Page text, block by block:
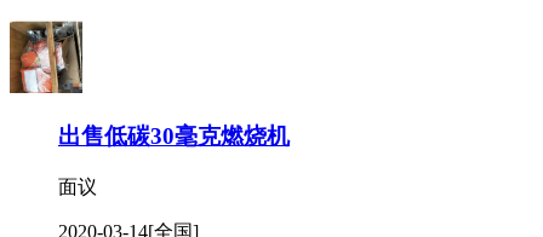
出售低碳30毫克燃烧机
面议
2020-03-14[全国]